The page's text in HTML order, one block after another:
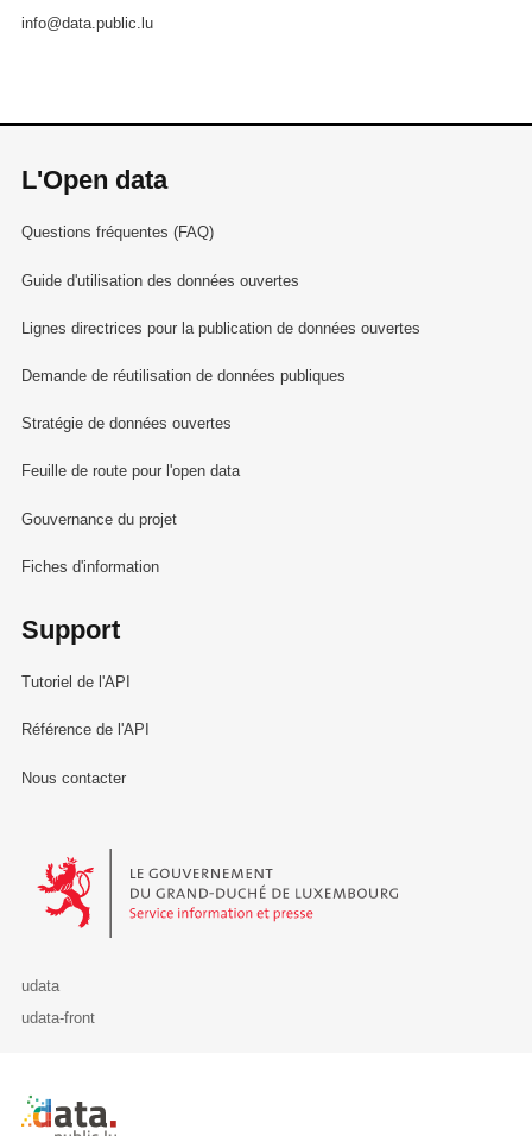
info@data.public.lu
L'Open data
Questions fréquentes (FAQ)
Guide d'utilisation des données ouvertes
Lignes directrices pour la publication de données ouvertes
Demande de réutilisation de données publiques
Stratégie de données ouvertes
Feuille de route pour l'open data
Gouvernance du projet
Fiches d'information
Support
Tutoriel de l'API
Référence de l'API
Nous contacter
Le Gouvernement du Grand-Duché de Luxembourg - Service
udata
udata-front
Retour à l'accueil de data.public.lu